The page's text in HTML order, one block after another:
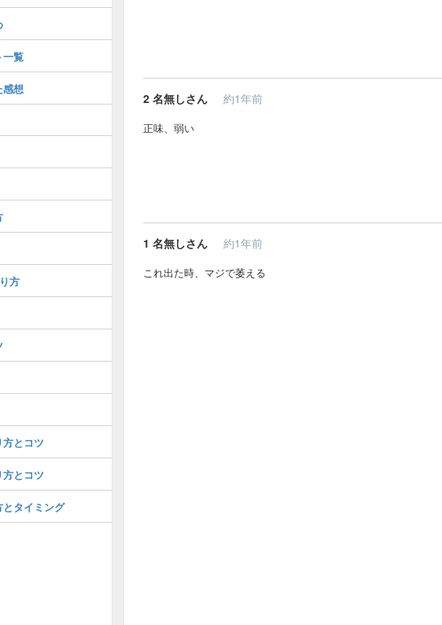
2 名無しさん 約1年前
正味、弱い
1 名無しさん 約1年前
これ出た時、マジで萎える
一覧
感想
方
とコツ
とコツ
タイミング